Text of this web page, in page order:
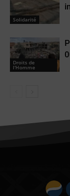
Solidarité
Droits de
l'Homme